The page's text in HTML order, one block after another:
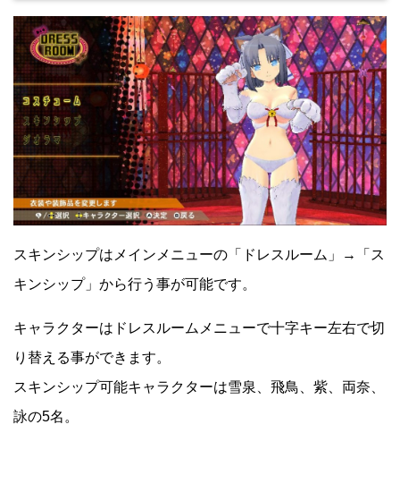
スキンシップはメインメニューの「ドレスルーム」→「ス
キンシップ」から行う事が可能です。
キャラクターはドレスルームメニューで十字キー左右で切
り替える事ができます。
スキンシップ可能キャラクターは雪泉、飛鳥、紫、両奈、
詠の5名。